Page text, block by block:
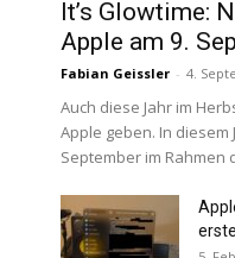
It’s Glowtime:
Apple am 9.
Fabian Geissler - 4.
Auch diese Jahr im
Apple geben. In diesem
September im Rahmen